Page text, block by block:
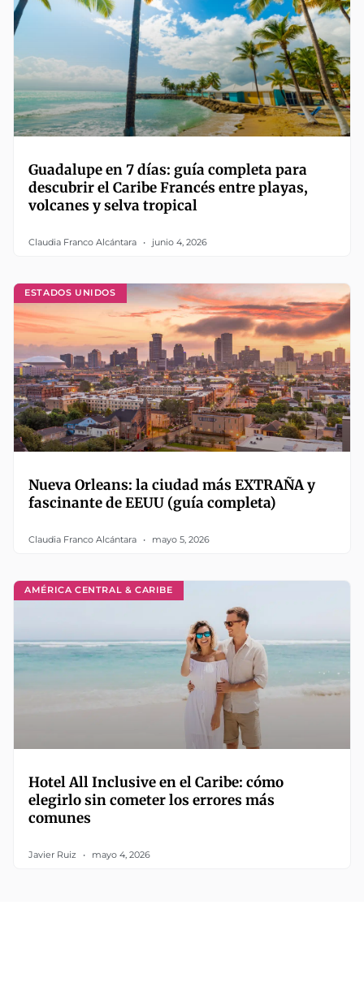
Guadalupe en 7 días: guía completa para
descubrir el Caribe Francés entre playas,
volcanes y selva tropical
Claudia Franco Alcántara junio 4, 2026
ESTADOS UNIDOS
Nueva Orleans: la ciudad más EXTRAÑA y
fascinante de EEUU (guía completa)
Claudia Franco Alcántara mayo 5, 2026
AMÉRICA CENTRAL & CARIBE
Hotel All Inclusive en el Caribe: cómo
elegirlo sin cometer los errores más
comunes
Javier Ruiz mayo 4, 2026